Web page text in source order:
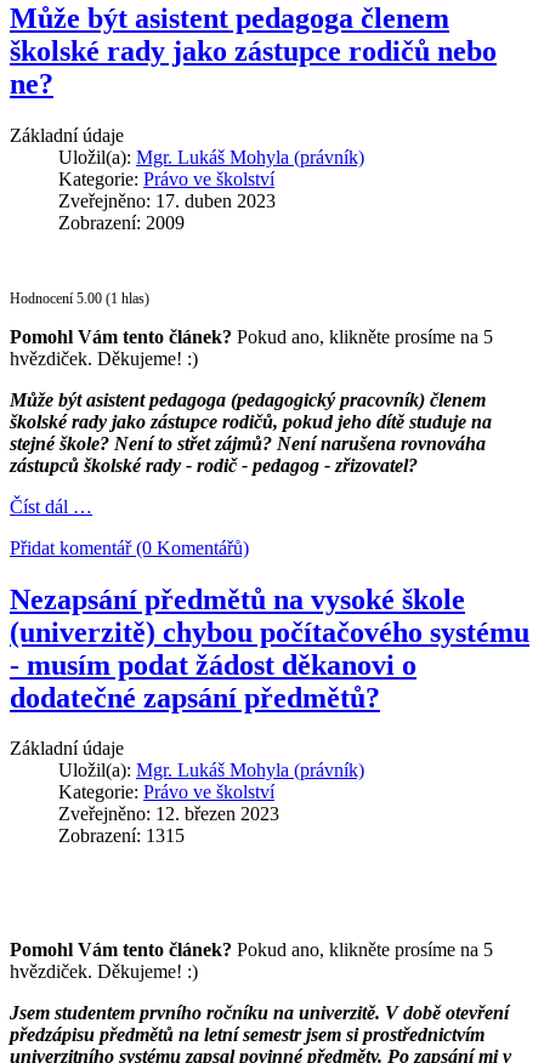
Může být asistent pedagoga členem
školské rady jako zástupce rodičů nebo
ne?
Základní údaje
Uložil(a): Mgr. Lukáš Mohyla (právník)
Kategorie: Právo ve školství
Zveřejněno: 17. duben 2023
Zobrazení: 2009
Hodnocení 5.00 (1 hlas)
Pomohl Vám tento článek? Pokud ano, klikněte prosíme na 5
hvězdiček. Děkujeme! :)
Může být asistent pedagoga (pedagogický pracovník) členem
školské rady jako zástupce rodičů, pokud jeho dítě studuje na
stejné škole? Není to střet zájmů? Není narušena rovnováha
zástupců školské rady - rodič - pedagog - zřizovatel?
Číst dál …
Přidat komentář (0 Komentářů)
Nezapsání předmětů na vysoké škole
(univerzitě) chybou počítačového systému
- musím podat žádost děkanovi o
dodatečné zapsání předmětů?
Základní údaje
Uložil(a): Mgr. Lukáš Mohyla (právník)
Kategorie: Právo ve školství
Zveřejněno: 12. březen 2023
Zobrazení: 1315
Pomohl Vám tento článek? Pokud ano, klikněte prosíme na 5
hvězdiček. Děkujeme! :)
Jsem studentem prvního ročníku na univerzitě. V době otevření
předzápisu předmětů na letní semestr jsem si prostřednictvím
univerzitního systému zapsal povinné předměty. Po zapsání mi v